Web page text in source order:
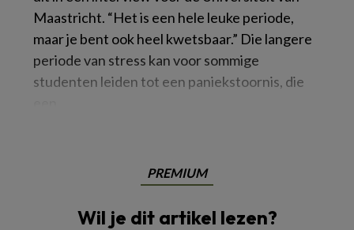
Maastricht. “Het is een hele leuke periode,
maar je bent ook heel kwetsbaar.” Die langere
periode van stress kan voor sommige
studenten leiden tot een paniekstoornis, die
PREMIUM
Wil je dit artikel lezen?